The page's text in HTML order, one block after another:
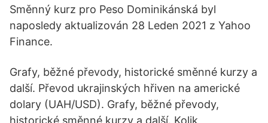
Směnný kurz pro Peso Dominikánská byl
naposledy aktualizován 28 Leden 2021 z Yahoo
Finance.
Grafy, běžné převody, historické směnné kurzy a
další. Převod ukrajinských hřiven na americké
dolary (UAH/USD). Grafy, běžné převody,
historické směnné kurzy a další. Kolik